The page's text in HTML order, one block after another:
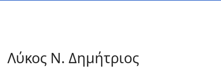
Λύκος Ν. Δημήτριος